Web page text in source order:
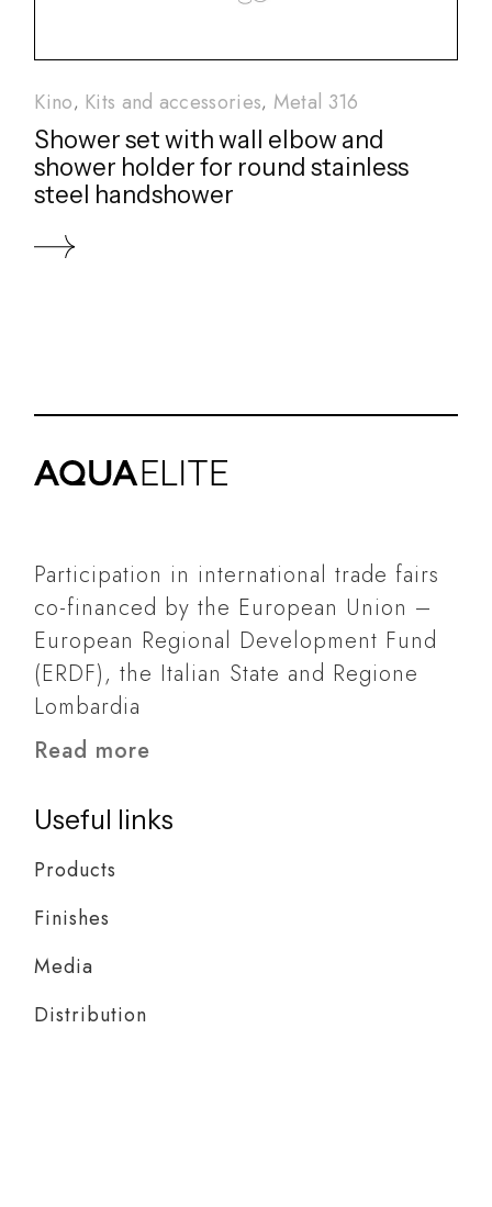
Kino Kits and accessories Metal 316
Shower set with wall elbow and
shower holder for round stainless
steel handshower
Participation in international trade fairs
co-financed by the European Union –
European Regional Development Fund
(ERDF), the Italian State and Regione
Lombardia
Read more
Useful links
Products
Finishes
Media
Distribution